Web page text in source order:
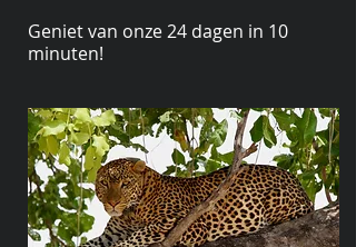
Geniet van onze 24 dagen in 10
minuten!